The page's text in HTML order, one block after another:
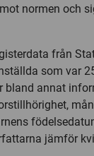
normen och
från
som var
bland annat
jämför